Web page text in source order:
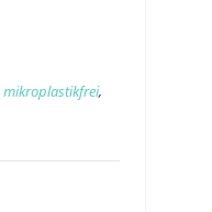
mikroplastikfrei,